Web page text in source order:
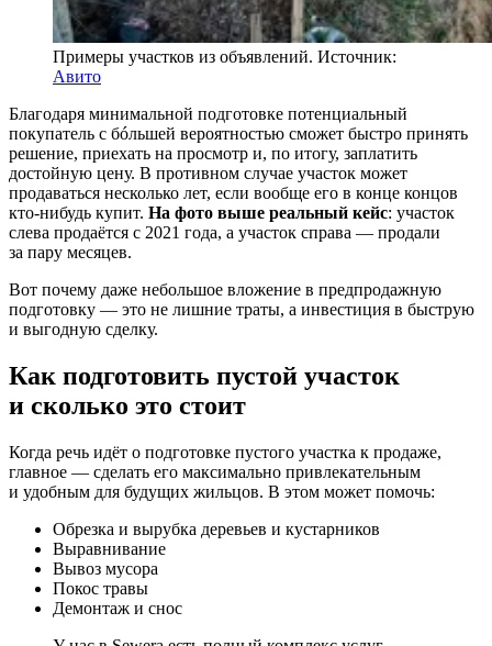
Примеры участков из объявлений. Источник:
Авито
Благодаря минимальной подготовке потенциальный
покупатель с бóльшей вероятностью сможет быстро принять
решение, приехать на просмотр и, по итогу, заплатить
достойную цену. В противном случае участок может
продаваться несколько лет, если вообще его в конце концов
кто-нибудь купит. На фото выше реальный кейс: участок
слева продаётся с 2021 года, а участок справа — продали
за пару месяцев.
Вот почему даже небольшое вложение в предпродажную
подготовку — это не лишние траты, а инвестиция в быструю
и выгодную сделку.
Как подготовить пустой участок
и сколько это стоит
Когда речь идёт о подготовке пустого участка к продаже,
главное — сделать его максимально привлекательным
и удобным для будущих жильцов. В этом может помочь:
Обрезка и вырубка деревьев и кустарников
Выравнивание
Вывоз мусора
Покос травы
Демонтаж и снос